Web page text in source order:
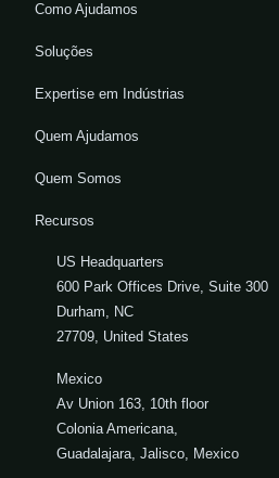
Como Ajudamos
Soluções
Expertise em Indústrias
Quem Ajudamos
Quem Somos
Recursos
US Headquarters
600 Park Offices Drive, Suite 300
Durham, NC
27709, United States
Mexico
Av Union 163, 10th floor
Colonia Americana,
Guadalajara, Jalisco, Mexico